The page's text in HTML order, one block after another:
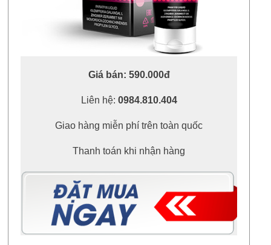
Giá bán: 590.000đ
Liên hệ: 0984.810.404
Giao hàng miễn phí trên toàn quốc
Thanh toán khi nhận hàng